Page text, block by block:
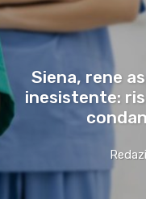
Siena, rene
inesistente: